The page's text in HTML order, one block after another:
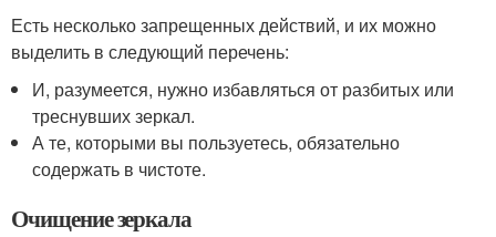
Есть несколько запрещенных действий, и их можно
выделить в следующий перечень:
И, разумеется, нужно избавляться от разбитых или
треснувших зеркал.
А те, которыми вы пользуетесь, обязательно
содержать в чистоте.
Очищение зеркала